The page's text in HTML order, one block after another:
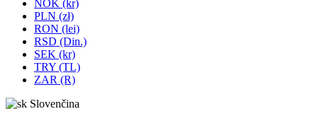
NOK (kr)
PLN (zł)
RON (lei)
RSD (Din.)
SEK (kr)
TRY (TL)
ZAR (R)
Slovenčina